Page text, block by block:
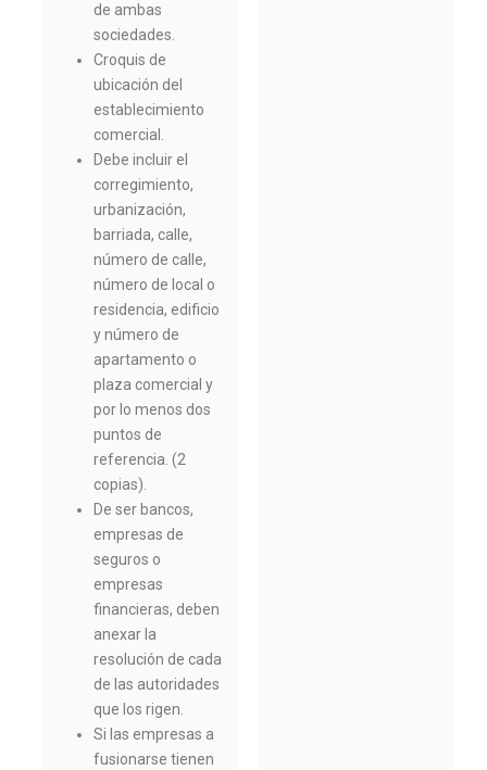
de ambas
sociedades.
Croquis de
ubicación del
establecimiento
comercial.
Debe incluir el
corregimiento,
urbanización,
barriada, calle,
número de calle,
número de local o
residencia, edificio
y número de
apartamento o
plaza comercial y
por lo menos dos
puntos de
referencia. (2
copias).
De ser bancos,
empresas de
seguros o
empresas
financieras, deben
anexar la
resolución de cada
de las autoridades
que los rigen.
Si las empresas a
fusionarse tienen